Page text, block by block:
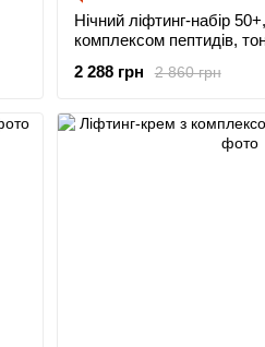
Нічний ліфтинг-набір
комплексом пептидів,
2 860 грн
2 288 грн